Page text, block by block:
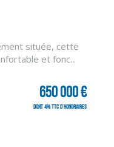
située, cette
et fonc...
650 000 €
dont 4% TTC d'honoraires